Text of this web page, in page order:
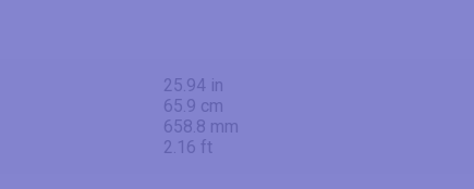
25.94 in
65.9 cm
658.8 mm
2.16 ft